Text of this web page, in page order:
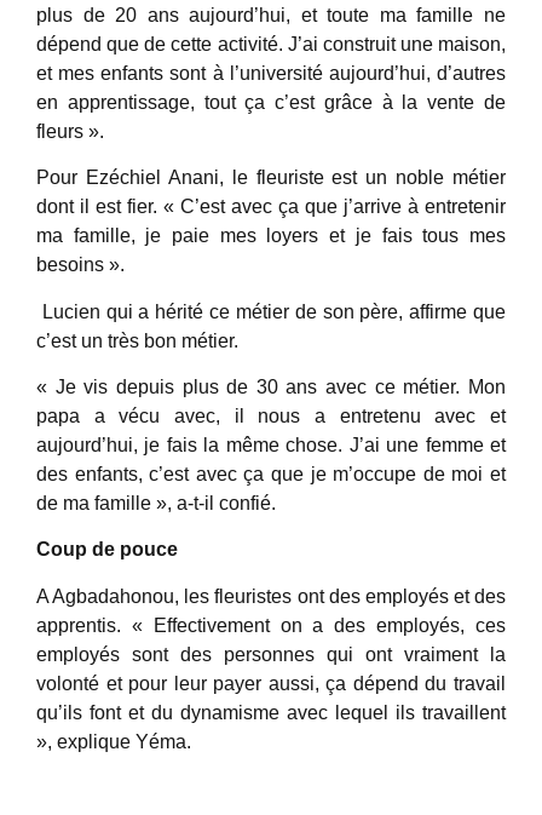
plus de 20 ans aujourd’hui, et toute ma famille ne
dépend que de cette activité. J’ai construit une maison,
et mes enfants sont à l’université aujourd’hui, d’autres
en apprentissage, tout ça c’est grâce à la vente de
fleurs ».
Pour Ezéchiel Anani, le fleuriste est un noble métier
dont il est fier. « C’est avec ça que j’arrive à entretenir
ma famille, je paie mes loyers et je fais tous mes
besoins ».
Lucien qui a hérité ce métier de son père, affirme que
c’est un très bon métier.
« Je vis depuis plus de 30 ans avec ce métier. Mon
papa a vécu avec, il nous a entretenu avec et
aujourd’hui, je fais la même chose. J’ai une femme et
des enfants, c’est avec ça que je m’occupe de moi et
de ma famille », a-t-il confié.
Coup de pouce
A Agbadahonou, les fleuristes ont des employés et des
apprentis. « Effectivement on a des employés, ces
employés sont des personnes qui ont vraiment la
volonté et pour leur payer aussi, ça dépend du travail
qu’ils font et du dynamisme avec lequel ils travaillent
», explique Yéma.